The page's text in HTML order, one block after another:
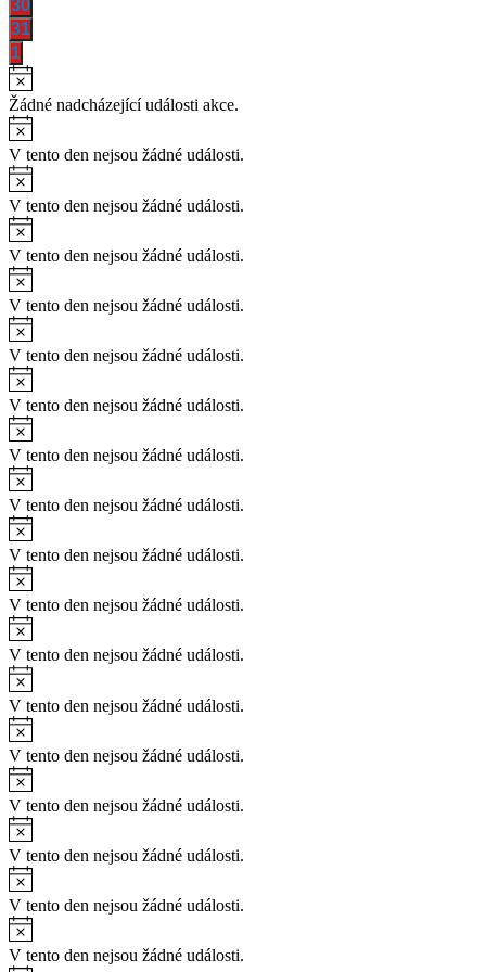
akce
(0),
30
akce
(0),
31
akce
(0),
1
Žádné nadcházející události akce.
V tento den nejsou žádné události.
V tento den nejsou žádné události.
V tento den nejsou žádné události.
V tento den nejsou žádné události.
V tento den nejsou žádné události.
V tento den nejsou žádné události.
V tento den nejsou žádné události.
V tento den nejsou žádné události.
V tento den nejsou žádné události.
V tento den nejsou žádné události.
V tento den nejsou žádné události.
V tento den nejsou žádné události.
V tento den nejsou žádné události.
V tento den nejsou žádné události.
V tento den nejsou žádné události.
V tento den nejsou žádné události.
V tento den nejsou žádné události.